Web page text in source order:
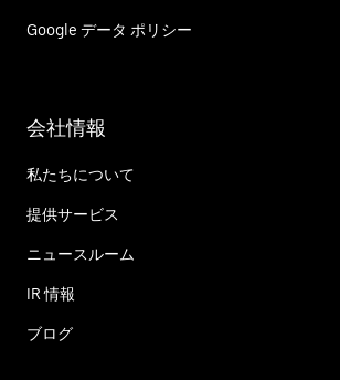
Google データ ポリシー
会社情報
私たちについて
提供サービス
ニュースルーム
IR 情報
ブログ